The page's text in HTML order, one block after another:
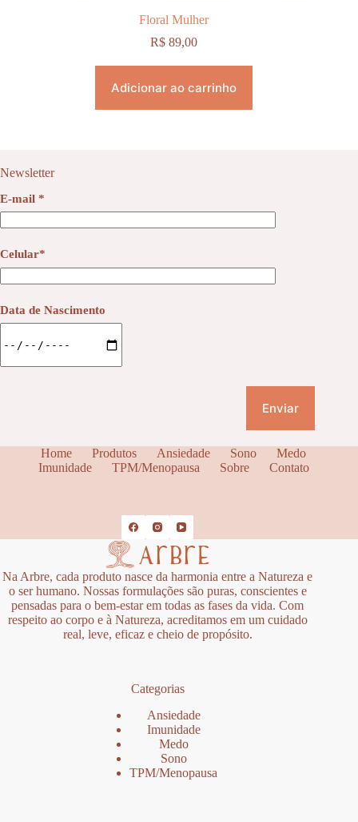
Floral Mulher
R$89,00
Adicionar ao carrinho
Newsletter
E-mail *
Celular*
Data de Nascimento
Home Produtos Ansiedade Sono
Medo
Imunidade
TPM/Menopausa Sobre Contato
Na Arbre, cada produto nasce da harmonia entre a Natureza e
o ser humano. Nossas formulações são puras, conscientes e
pensadas para o bem-estar em todas as fases da vida. Com
respeito ao corpo e à Natureza, acreditamos em um cuidado
real, leve, eficaz e cheio de propósito.
Categorias
Ansiedade
Imunidade
Medo
Sono
TPM/Menopausa